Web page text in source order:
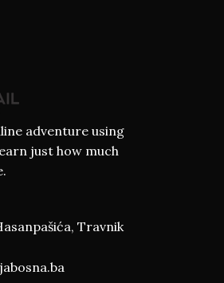
adventure using
just how much
Travnik